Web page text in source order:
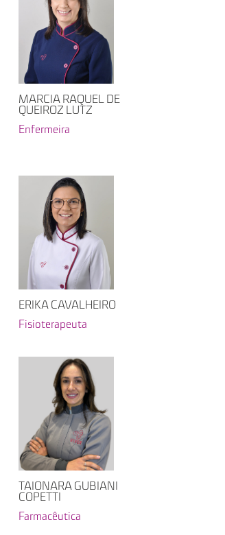
MARCIA RAQUEL DE
QUEIROZ LUTZ
Enfermeira
ERIKA CAVALHEIRO
Fisioterapeuta
TAIONARA GUBIANI
COPETTI
Farmacêutica